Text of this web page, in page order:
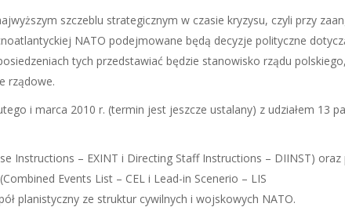
szczeblu strategicznym w czasie kryzysu, czyli przy
NATO podejmowane będą decyzje polityczne
tych przedstawiać będzie stanowisko rządu
rządowe.
i marca 2010 r. (termin jest jeszcze ustalany) z udziałem 13
Instructions – EXINT i Directing Staff Instructions – DIINST)
Events List – CEL i Lead-in Scenerio – LIS
planistyczny ze struktur cywilnych i wojskowych NATO.